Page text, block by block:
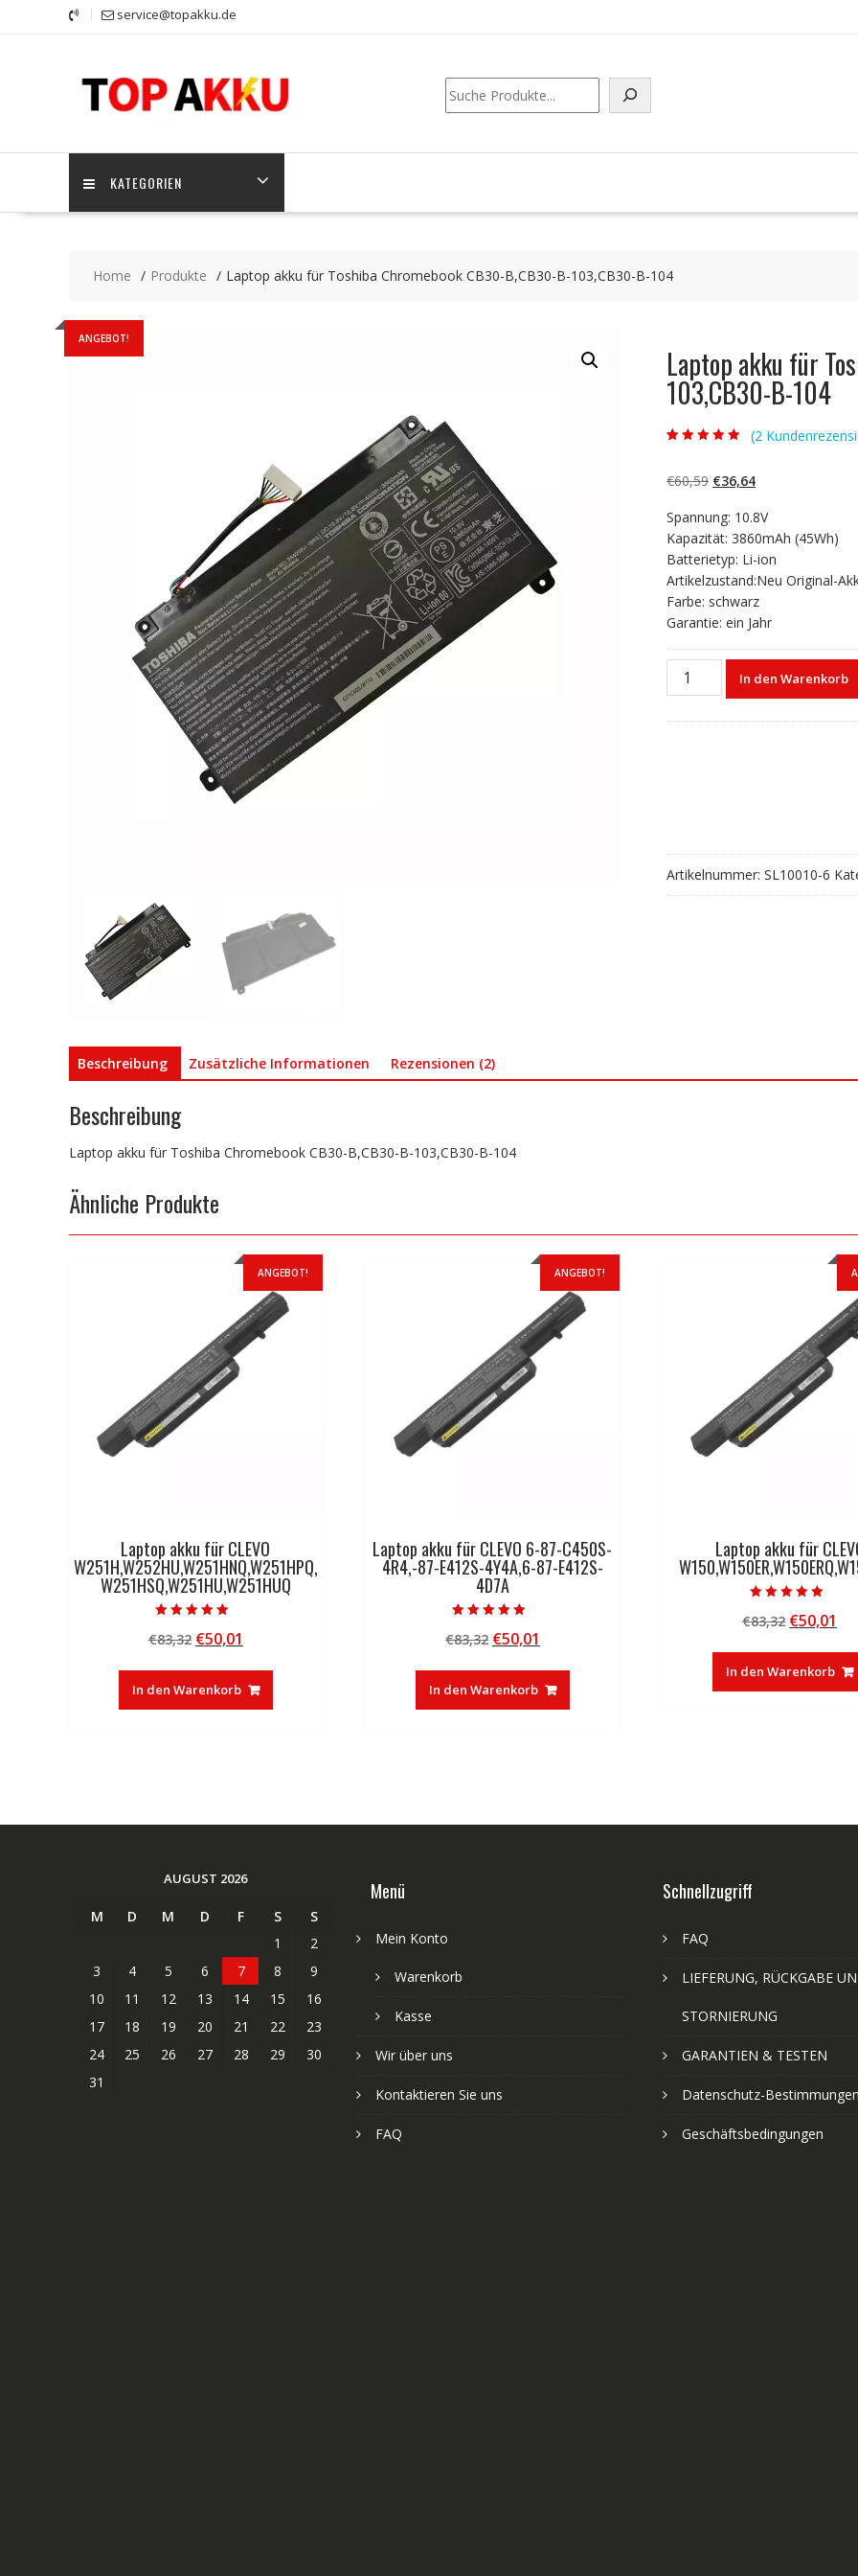
service@topakku.de
Suchen
KATEGORIEN
Home Produkte Laptop akku für Toshiba Chromebook CB30-B,CB30-B-103,CB30-B-104
ANGEBOT!
Laptop akku für
103,CB30-B-104
basierend auf
Kundenbewertun
(2
€60,59 Ursprünglicher
war:
€60,59
€36,64Aktueller
ist:
€36,64.
Spannung: 10.8V
Kapazität: 3860mAh (45Wh)
Batterietyp: Li-ion
Artikelzustand:Neu Original-
Farbe: schwarz
Garantie: ein Jahr
Laptop
akku
B-
104
Menge
In den Warenkorb
Artikelnummer: SL10010-6
Beschreibung Zusätzliche Informationen Rezensionen (2)
Beschreibung
Laptop akku für Toshiba Chromebook CB30-B,CB30-B-103,CB30-B-104
Ähnliche Produkte
ANGEBOT!
Laptop akku für CLEVO
W251H,W252HU,W251HNQ,W251HPQ,
W251HSQ,W251HU,W251HUQ
5.00
von 5
€83,32 Ursprünglicher
war:
€83,32
€50,01
ist:
€50,01.
In den Warenkorb
ANGEBOT!
Laptop akku für CLEVO 6-87-C450S-
4R4,-87-E412S-4Y4A,6-87-E412S-
4D7A
5.00
von 5
€83,32 Ursprünglicher
war:
€83,32
€50,01
ist:
€50,01.
In den Warenkorb
Laptop akku für
5.00
von 5
€83,32
war:
€83,32
€50,01
ist:
In den Warenkorb
AUGUST 2026
M D M D F S
S
1
2
3
4 5 6 7 8
9
10
11 12 13 14 15
16
17
18 19 20 21 22
23
24
25 26 27 28 29
30
31
Menü
Mein Konto
Warenkorb
Kasse
Wir über uns
Kontaktieren Sie uns
FAQ
Schnellzugriff
FAQ
LIEFERUNG, RÜCKGABE
STORNIERUNG
GARANTIEN & TESTEN
Datenschutz-Bestimmungen
Geschäftsbedingungen